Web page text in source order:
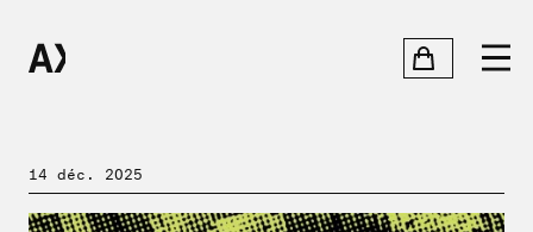
14 déc. 2025